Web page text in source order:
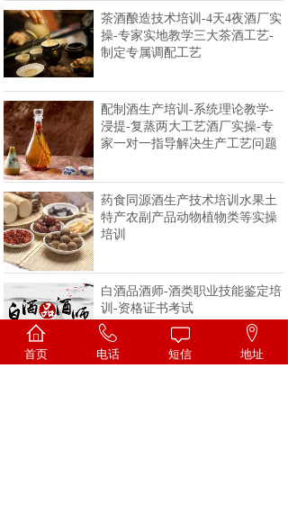
茶酒酿造技术培训-4天4夜酒厂实
操-专家实地教学三大茶酒工艺-
制定专属调配工艺
配制酒生产培训-系统理论教学-
浸提-复蒸两大工艺酒厂实操-专
家一对一指导解决生产工艺问题
药食同源酒生产技术培训水果土
特产农副产品动物植物类等实操
培训
白酒品酒师-酒类职业技能鉴定培
训-资格证书考试
首页 电话 短信 地址